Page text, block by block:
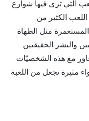
التي ترى فيها شوارع
اللعب الكثير من
مثل الطهاة
والبشر الحقيقيين
مع هذه الشخصيّات
مثيرة تجعل من اللعبة